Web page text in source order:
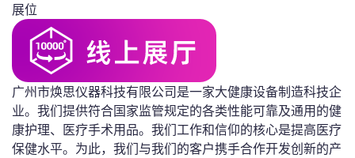
展位
广州市焕思仪器科技有限公司是一家大健康设备制造科技企
业。我们提供符合国家监管规定的各类性能可靠及通用的健
康护理、医疗手术用品。我们工作和信仰的核心是提高医疗
保健水平。为此，我们与我们的客户携手合作开发创新的产